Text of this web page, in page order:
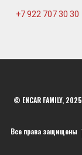
+7 922 707 30 30
© ENCAR FAMILY, 2025
Все права защищены